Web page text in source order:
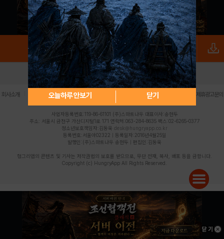
오늘하루 안보기 닫기
로그인 PC버전 전체앱
회사소개 | 개인정보 처리방침 불법촬영물 신고센터 제휴광고문의
사업자등록번호:119-86-61101 (주)스마트나우 대표이사:송현두
주소: 서울시 금천구 가산디지털1로 171 연락처:063-284-8635 팩스:02-6265-0377
청소년보호책임자:김동욱 desk@hungryapp.co.kr
등록번호:서울아02322 | 등록일자:2016년4월25일
발행인:(주)스마트나우 송현두 | 편집인:김동욱
헝그리앱의 콘텐츠 및 기사는 저작권법의 보호를 받으므로, 무단 전재, 복사, 배포 등을 금합니다.
Copyright (c) HungryApp All Rights Reserved.